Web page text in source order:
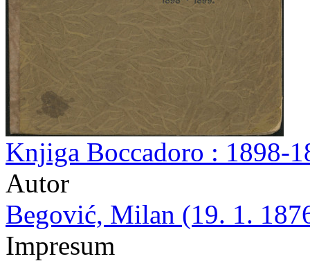
Knjiga Boccadoro : 1898-
Autor
Begović, Milan (19. 1.
Impresum